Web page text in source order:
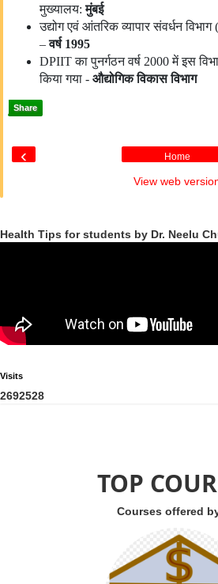
मुख्यालय:मुंबई
उद्योग एवं आंतरिक व्यापार संवर्धन
–वर्ष 1995
DPIIT का पुनर्गठन वर्ष 2000 में इस
किया गया - औद्योगिक विकास विभाग
Share
‹ Home
View web
Health Tips for students by Dr. Neelu
Visits
2692528
TOP
Courses offered